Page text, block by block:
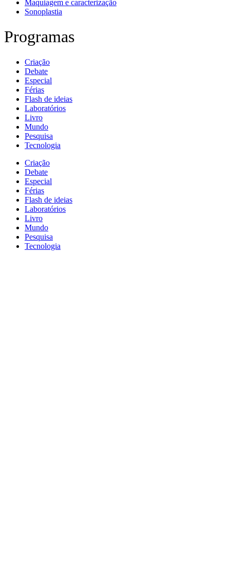
Maquiagem e caracterização
Sonoplastia
Programas
Criação
Debate
Especial
Férias
Flash de ideias
Laboratórios
Livro
Mundo
Pesquisa
Tecnologia
Criação
Debate
Especial
Férias
Flash de ideias
Laboratórios
Livro
Mundo
Pesquisa
Tecnologia